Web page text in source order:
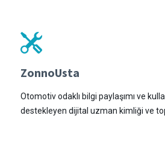
ZonnoUsta
Otomotiv odaklı bilgi paylaşımı ve
destekleyen dijital uzman kimliği ve